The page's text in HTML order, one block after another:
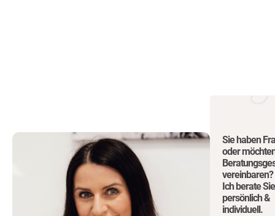
Sie haben
oder
vereinbaren?
Ich berate Sie
persönlich &
individuell.